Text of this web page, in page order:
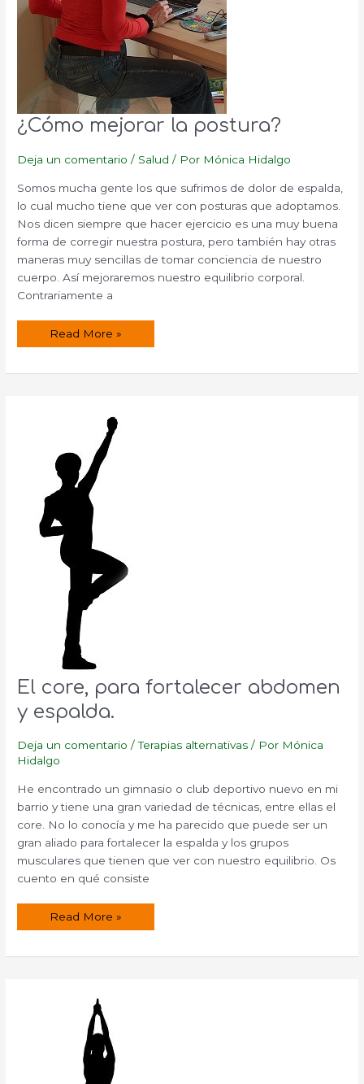
¿Cómo mejorar la postura?
Deja un comentario / Salud / Por Mónica Hidalgo
Somos mucha gente los que sufrimos de dolor de espalda,
lo cual mucho tiene que ver con posturas que adoptamos.
Nos dicen siempre que hacer ejercicio es una muy buena
forma de corregir nuestra postura, pero también hay otras
maneras muy sencillas de tomar conciencia de nuestro
cuerpo. Así mejoraremos nuestro equilibrio corporal.
Contrariamente a
¿Cómo
Read More »
El core, para fortalecer abdomen
y espalda.
Deja un comentario /Terapias alternativas / Por Mónica
Hidalgo
He encontrado un gimnasio o club deportivo nuevo en mi
barrio y tiene una gran variedad de técnicas, entre ellas el
core. No lo conocía y me ha parecido que puede ser un
gran aliado para fortalecer la espalda y los grupos
musculares que tienen que ver con nuestro equilibrio. Os
cuento en qué consiste
El
abdomen
Read More »